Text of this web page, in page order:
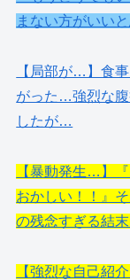
まない方がいい
【局部が…】食
がった…強烈な
したが…
【暴動発生…】
おかしい！！』
の残念すぎる結
【強烈な自己紹